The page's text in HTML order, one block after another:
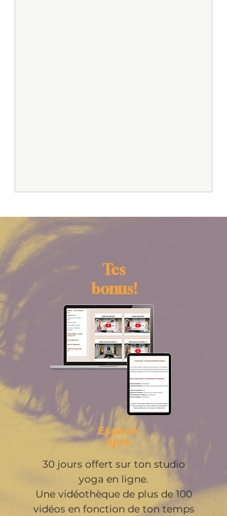
30 jours offert sur ton studio
yoga en ligne.
Une vidéothèque de plus de 100
vidéos en fonction de ton temps
Tes
bonus!
Espace
Ajna